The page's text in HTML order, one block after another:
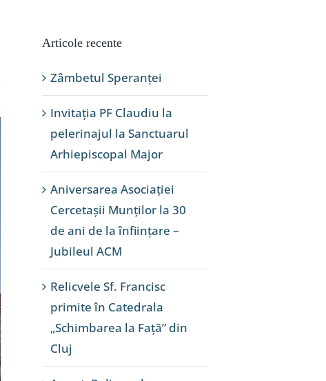
Articole recente
Zâmbetul Speranței
Invitația PF Claudiu la
pelerinajul la Sanctuarul
Arhiepiscopal Major
Aniversarea Asociației
Cercetașii Munților la 30
de ani de la înființare –
Jubileul ACM
Relicvele Sf. Francisc
primite în Catedrala
„Schimbarea la Față” din
Cluj